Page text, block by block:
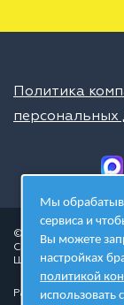
Политика
персональных
© 2026 ШЦТ
Сеть центров
Школа цифровых
Разработано в
Мы
сервиса и
Вы можете
настройках
политикой
использовать